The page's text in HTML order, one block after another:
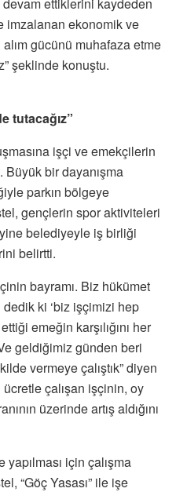
imzalanan ekonomik ve
gücünü muhafaza etme
şeklinde konuştu.
tutacağız”
işçi ve emekçilerin
Büyük bir dayanışma
parkın bölgeye
gençlerin spor aktiviteleri
belediyeyle iş birliği
belirtti.
bayramı. Biz hükümet
ki ‘biz işçimizi hep
emeğin karşılığını her
geldiğimiz günden beri
vermeye çalıştık” diyen
çalışan işçinin, oy
üzerinde artış aldığını
için çalışma
“Göç Yasası” ile işe